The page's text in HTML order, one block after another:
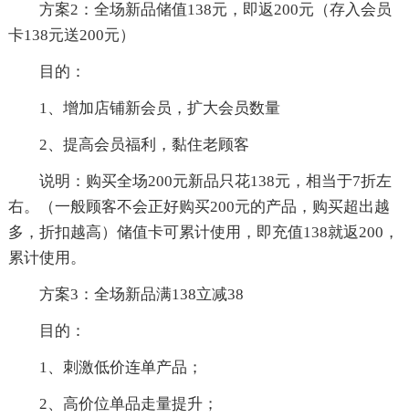
方案2：全场新品储值138元，即返200元（存入会员
卡138元送200元）
目的：
1、增加店铺新会员，扩大会员数量
2、提高会员福利，黏住老顾客
说明：购买全场200元新品只花138元，相当于7折左
右。（一般顾客不会正好购买200元的产品，购买超出越
多，折扣越高）储值卡可累计使用，即充值138就返200，
累计使用。
方案3：全场新品满138立减38
目的：
1、刺激低价连单产品；
2、高价位单品走量提升；